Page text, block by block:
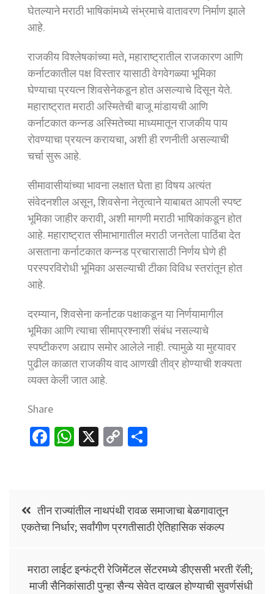
घेतल्याने मराठी भाषिकांमध्ये संभ्रमाचे वातावरण निर्माण झाले
आहे.
राजकीय विश्लेषकांच्या मते, महाराष्ट्रातील राजकारण आणि
कर्नाटकातील पक्ष विस्तार यासाठी वेगवेगळ्या भूमिका
घेण्याचा प्रयत्न शिवसेनेकडून होत असल्याचे दिसून येते.
महाराष्ट्रात मराठी अस्मितेची बाजू मांडायची आणि
कर्नाटकात कन्नड अस्मितेच्या माध्यमातून राजकीय पाय
रोवण्याचा प्रयत्न करायचा, अशी ही रणनीती असल्याची
चर्चा सुरू आहे.
सीमावासीयांच्या भावना लक्षात घेता हा विषय अत्यंत
संवेदनशील असून, शिवसेना नेतृत्वाने याबाबत आपली स्पष्ट
भूमिका जाहीर करावी, अशी मागणी मराठी भाषिकांकडून होत
आहे. महाराष्ट्रात सीमाभागातील मराठी जनतेला पाठिंबा देत
असताना कर्नाटकात कन्नड प्रचारासाठी निर्णय घेणे ही
परस्परविरोधी भूमिका असल्याची टीका विविध स्तरांतून होत
आहे.
दरम्यान, शिवसेना कर्नाटक पक्षाकडून या निर्णयामागील
भूमिका आणि त्याचा सीमाप्रश्नाशी संबंध नसल्याचे
स्पष्टीकरण अद्याप समोर आलेले नाही. त्यामुळे या मुद्द्यावर
पुढील काळात राजकीय वाद आणखी तीव्र होण्याची शक्यता
व्यक्त केली जात आहे.
Share
Fa
o
k
W
p
p
X
C
Li
n
Post
navigation
तीन राज्यांतील नाथपंथी रावळ समाजाचा बेळगावातून
एकतेचा निर्धार; सर्वांगीण प्रगतीसाठी ऐतिहासिक संकल्प
मराठा लाईट इन्फंट्री रेजिमेंटल सेंटरमध्ये डीएससी भरती रॅली;
माजी सैनिकांसाठी पुन्हा सैन्य सेवेत दाखल होण्याची सुवर्णसंधी